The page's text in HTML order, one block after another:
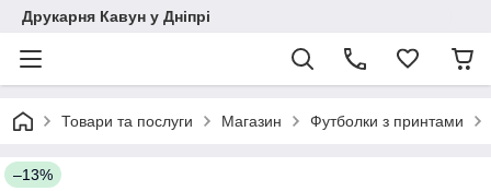
Друкарня Кавун у Дніпрі
Товари та послуги Магазин Футболки з принтами
–13%